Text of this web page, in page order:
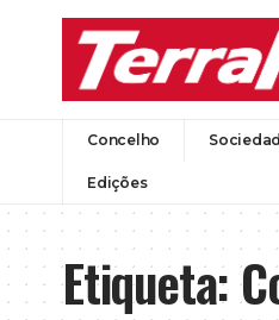
Concelho
Edições
Etiqueta: